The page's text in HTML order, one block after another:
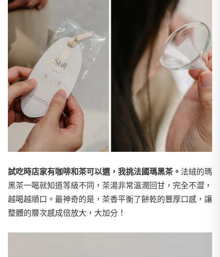
試吃時店家有咖啡和茶可以選，我挑法國瑪黑茶。 法絨的瑪
黑茶一喝就知道等級不同，茶湯非常溫潤回甘，完全不澀，
越喝越順口。最神奇的是，茶香平衡了餅乾的豐厚口感，讓
整體的層次感成倍放大，大加分！